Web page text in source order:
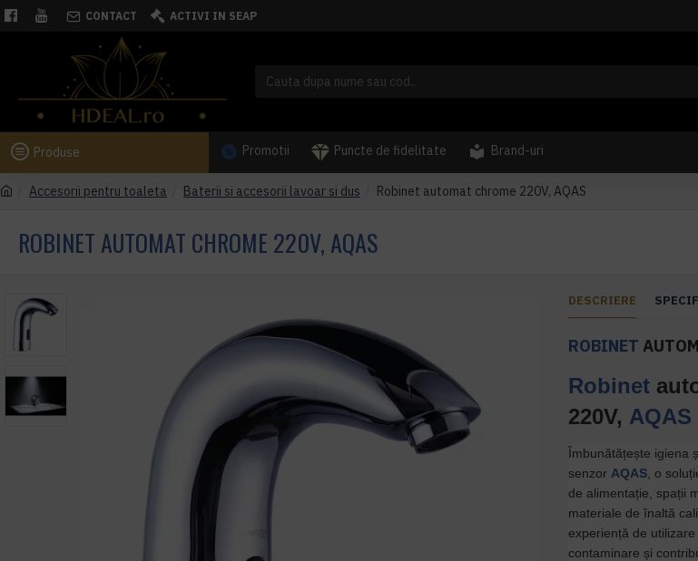
CONTACT ACTIVI IN SEAP
Produse Promotii Puncte de fidelitate Brand-uri
Accesorii pentru toaleta Baterii si accesorii lavoar si dus Robinet automat chrome 220V, AQAS
ROBINET AUTOMAT CHROME 220V, AQAS
DESCRIERE
ROBINET
Robinet
220V, AQAS
Îmbunătățește igiena
senzor AQAS , o
de alimentație, spații
materiale de înaltă
experiență de
contaminare și